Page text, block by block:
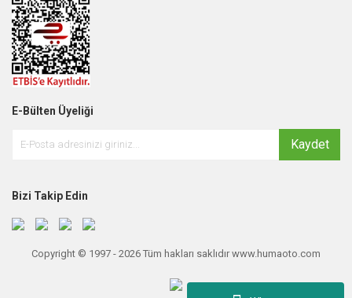
E-Bülten Üyeliği
Kaydet
Bizi Takip Edin
Copyright © 1997 - 2026 Tüm hakları saklıdır www.humaoto.com